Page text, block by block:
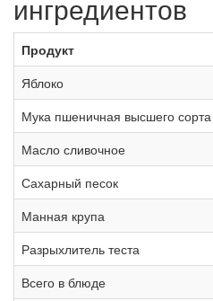
ингредиентов
Продукт
Яблоко
Мука пшеничная высшего сорта
Масло сливочное
Сахарный песок
Манная крупа
Разрыхлитель теста
Всего в блюде